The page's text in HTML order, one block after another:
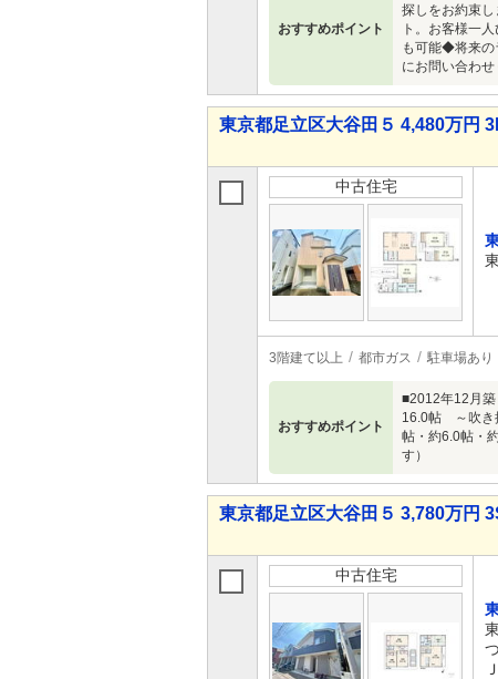
おすすめポイント
探しをお約束
ト。お客様一
も可能◆将来の
にお問い合わせ
東京都足立区大谷田５ 4,480万円
中古住宅
3階建て以上 都市ガス 駐車場あり
おすすめポイント
■2012年12月
16.0帖 ～吹き
帖・約6.0帖・
す）
東京都足立区大谷田５ 3,780万円
中古住宅